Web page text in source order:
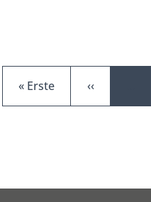
Erste Seite
« Erste Vorherige
‹‹